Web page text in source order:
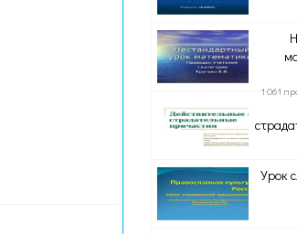
1 061
Урок